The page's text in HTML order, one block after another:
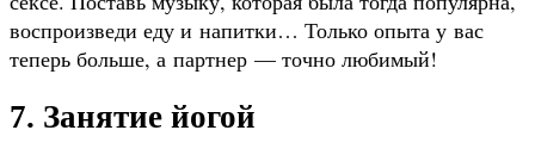
воспроизведи еду и напитки… Только опыта у вас
теперь больше, а партнер — точно любимый!
7. Занятие йогой